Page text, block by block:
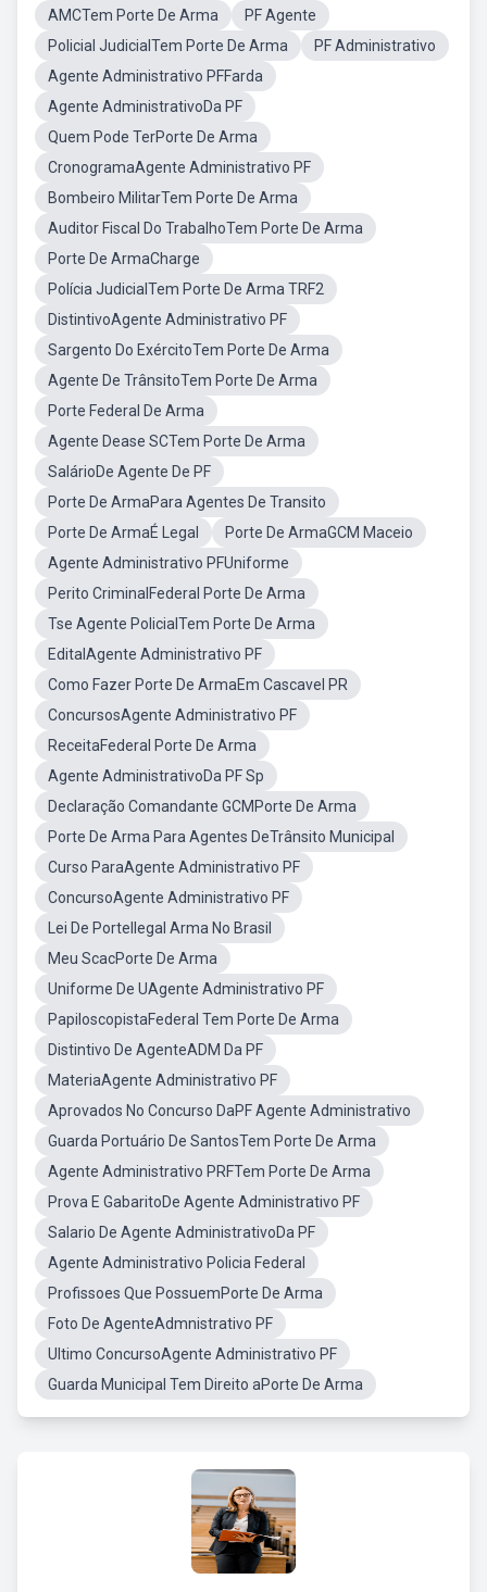
AMCTem Porte De Arma
PF Agente
Policial JudicialTem Porte De Arma
PF Administrativo
Agente Administrativo PFFarda
Agente AdministrativoDa PF
Quem Pode TerPorte De Arma
CronogramaAgente Administrativo PF
Bombeiro MilitarTem Porte De Arma
Auditor Fiscal Do TrabalhoTem Porte De Arma
Porte De ArmaCharge
Polícia JudicialTem Porte De Arma TRF2
DistintivoAgente Administrativo PF
Sargento Do ExércitoTem Porte De Arma
Agente De TrânsitoTem Porte De Arma
Porte Federal De Arma
Agente Dease SCTem Porte De Arma
SalárioDe Agente De PF
Porte De ArmaPara Agentes De Transito
Porte De ArmaÉ Legal
Porte De ArmaGCM Maceio
Agente Administrativo PFUniforme
Perito CriminalFederal Porte De Arma
Tse Agente PolicialTem Porte De Arma
EditalAgente Administrativo PF
Como Fazer Porte De ArmaEm Cascavel PR
ConcursosAgente Administrativo PF
ReceitaFederal Porte De Arma
Agente AdministrativoDa PF Sp
Declaração Comandante GCMPorte De Arma
Porte De Arma Para Agentes DeTrânsito Municipal
Curso ParaAgente Administrativo PF
ConcursoAgente Administrativo PF
Lei De PorteIlegal Arma No Brasil
Meu ScacPorte De Arma
Uniforme De UAgente Administrativo PF
PapiloscopistaFederal Tem Porte De Arma
Distintivo De AgenteADM Da PF
MateriaAgente Administrativo PF
Aprovados No Concurso DaPF Agente Administrativo
Guarda Portuário De SantosTem Porte De Arma
Agente Administrativo PRFTem Porte De Arma
Prova E GabaritoDe Agente Administrativo PF
Salario De Agente AdministrativoDa PF
Agente Administrativo Policia Federal
Profissoes Que PossuemPorte De Arma
Foto De AgenteAdmnistrativo PF
Ultimo ConcursoAgente Administrativo PF
Guarda Municipal Tem Direito aPorte De Arma